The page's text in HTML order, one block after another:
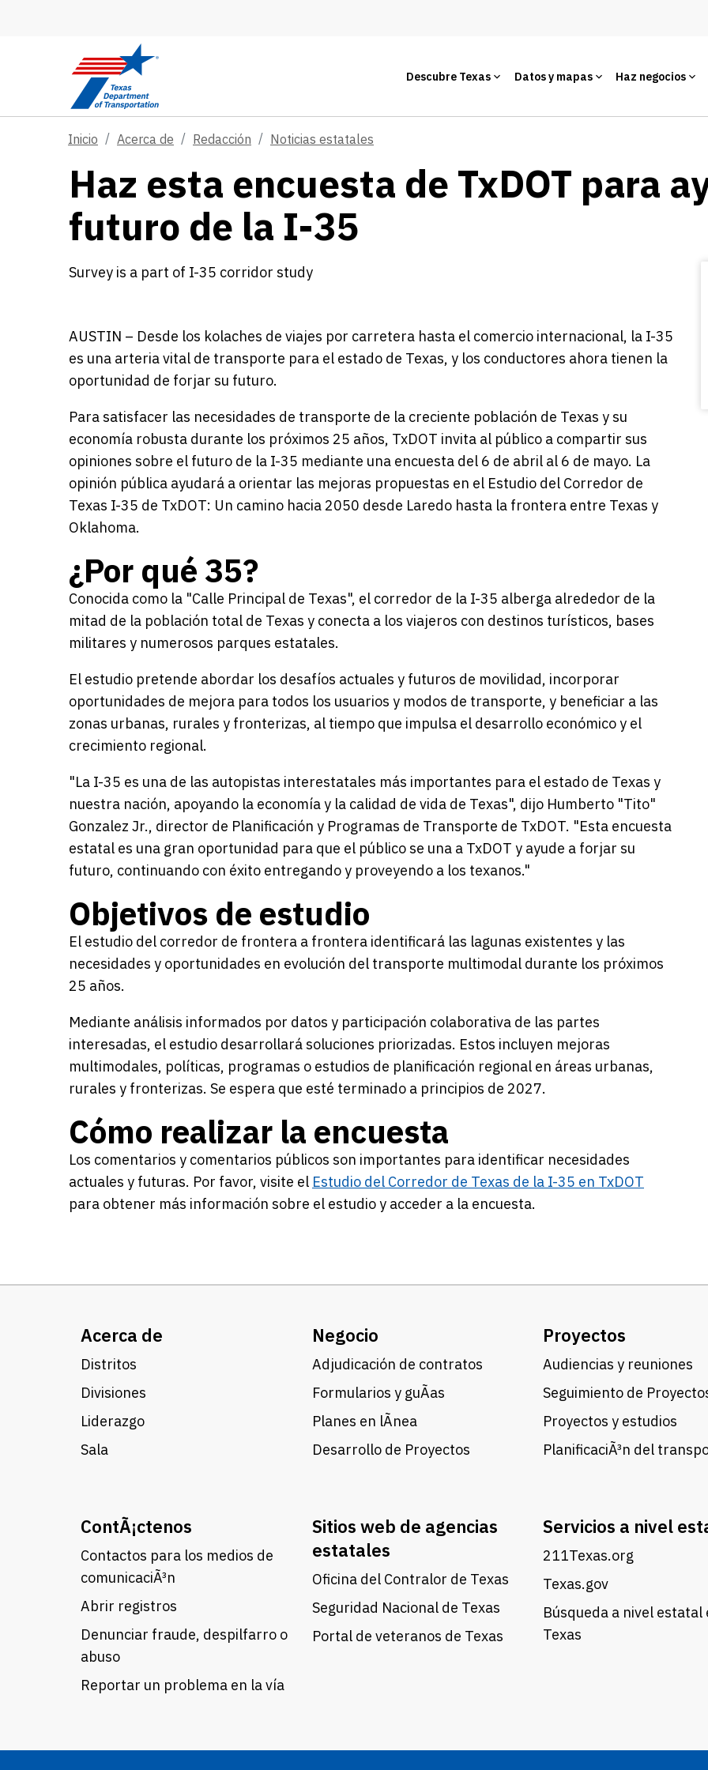
Descubre Texas Datos y mapas Haz negocios
Inicio Acerca de Redacción Noticias estatales
Haz esta encuesta de TxDOT para
futuro de la I-35
Survey is a part of I-35 corridor study
AUSTIN – Desde los kolaches de viajes por carretera hasta el comercio internacional, la I-35
es una arteria vital de transporte para el estado de Texas, y los conductores ahora tienen la
oportunidad de forjar su futuro.
Para satisfacer las necesidades de transporte de la creciente población de Texas y su
economía robusta durante los próximos 25 años, TxDOT invita al público a compartir sus
opiniones sobre el futuro de la I-35 mediante una encuesta del 6 de abril al 6 de mayo. La
opinión pública ayudará a orientar las mejoras propuestas en el Estudio del Corredor de
Texas I-35 de TxDOT: Un camino hacia 2050 desde Laredo hasta la frontera entre Texas y
Oklahoma.
¿Por qué 35?
Conocida como la "Calle Principal de Texas", el corredor de la I-35 alberga alrededor de la
mitad de la población total de Texas y conecta a los viajeros con destinos turísticos, bases
militares y numerosos parques estatales.
El estudio pretende abordar los desafíos actuales y futuros de movilidad, incorporar
oportunidades de mejora para todos los usuarios y modos de transporte, y beneficiar a las
zonas urbanas, rurales y fronterizas, al tiempo que impulsa el desarrollo económico y el
crecimiento regional.
"La I-35 es una de las autopistas interestatales más importantes para el estado de Texas y
nuestra nación, apoyando la economía y la calidad de vida de Texas", dijo Humberto "Tito"
Gonzalez Jr., director de Planificación y Programas de Transporte de TxDOT. "Esta encuesta
estatal es una gran oportunidad para que el público se una a TxDOT y ayude a forjar su
futuro, continuando con éxito entregando y proveyendo a los texanos."
Objetivos de estudio
El estudio del corredor de frontera a frontera identificará las lagunas existentes y las
necesidades y oportunidades en evolución del transporte multimodal durante los próximos
25 años.
Mediante análisis informados por datos y participación colaborativa de las partes
interesadas, el estudio desarrollará soluciones priorizadas. Estos incluyen mejoras
multimodales, políticas, programas o estudios de planificación regional en áreas urbanas,
rurales y fronterizas. Se espera que esté terminado a principios de 2027.
Cómo realizar la encuesta
Los comentarios y comentarios públicos son importantes para identificar necesidades
actuales y futuras. Por favor, visite el Estudio del Corredor de Texas de la I-35 en TxDOT
para obtener más información sobre el estudio y acceder a la encuesta.
Acerca de
Distritos
Divisiones
Liderazgo
Sala
Negocio
Adjudicación de contratos
Formularios y guÃ­as
Planes en lÃ­nea
Desarrollo de Proyectos
Proyectos
Audiencias y reuniones
Seguimiento de
Proyectos y estudios
PlanificaciÃ³n del
ContÃ¡ctenos
Contactos para los medios de
comunicaciÃ³n
Abrir registros
Denunciar fraude, despilfarro o
abuso
Reportar un problema en la vía
Sitios web de agencias
estatales
Oficina del Contralor de Texas
Seguridad Nacional de Texas
Portal de veteranos de Texas
Servicios a nivel
211Texas.org
Texas.gov
Búsqueda a nivel estatal
Texas